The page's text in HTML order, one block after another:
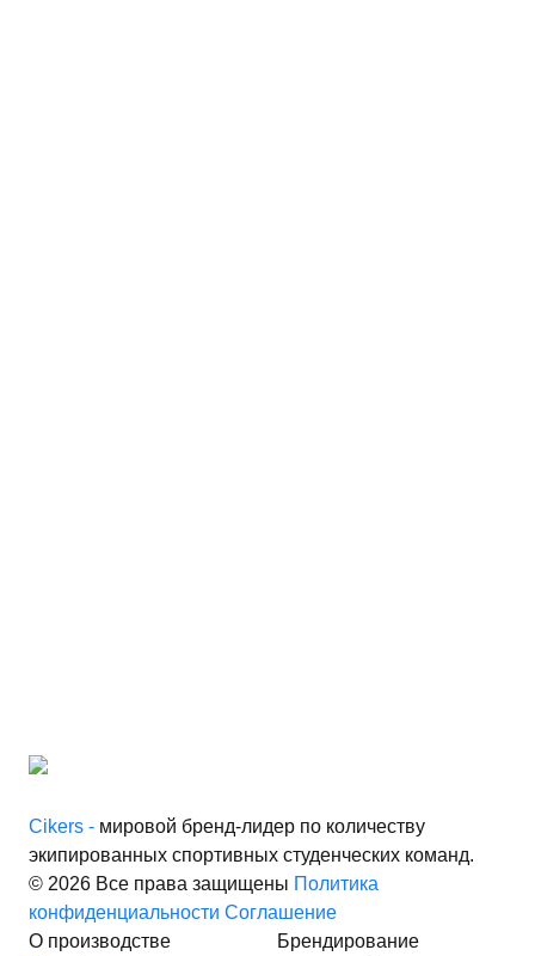
Cikers - мировой бренд-лидер по количеству
экипированных спортивных студенческих команд.
© 2026 Все права защищены Политика
конфиденциальности Соглашение
О производстве
Брендирование